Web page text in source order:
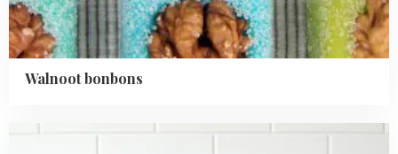
Walnoot bonbons
Read